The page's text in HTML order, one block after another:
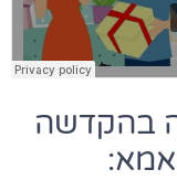
בהקדשה